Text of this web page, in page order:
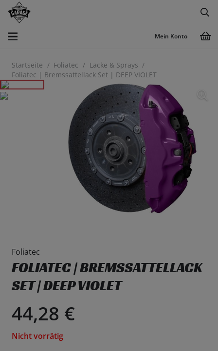
Mein Konto
Startseite / Foliatec / Lacke & Sprays /
Foliatec | Bremssattellack Set | DEEP VIOLET
Foliatec
FOLIATEC | BREMSSATTELLACK
SET | DEEP VIOLET
44,28 €
Nicht vorrätig